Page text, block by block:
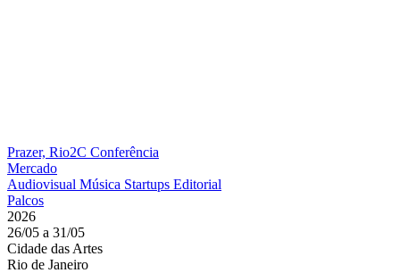
Prazer, Rio2C Conferência
Mercado
Audiovisual Música Startups Editorial
Palcos
2026
26/05 a 31/05
Cidade das Artes
Rio de Janeiro